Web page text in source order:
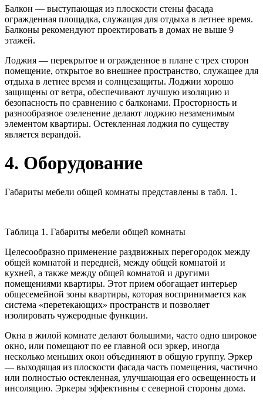
Балкон — выступающая из плоскости стены фасада
огражденная площадка, служащая для отдыха в летнее время.
Балконы рекомендуют проектировать в домах не выше 9
этажей.
Лоджия — перекрытое и огражденное в плане с трех сторон
помещение, открытое во внешнее пространство, служащее для
отдыха в летнее время и солнцезащиты. Лоджии хорошо
защищены от ветра, обеспечивают лучшую изоляцию и
безопасность по сравнению с балконами. Просторность и
разнообразное озеленение делают лоджию незаменимым
элементом квартиры. Остекленная лоджия по существу
является верандой.
4. Оборудование
Габариты мебели общей комнаты представлены в табл. 1.
Таблица 1. Габариты мебели общей комнаты
Целесообразно применение раздвижных перегородок между
общей комнатой и передней, между общей комнатой и
кухней, а также между общей комнатой и другими
помещениями квартиры. Этот прием обогащает интерьер
общесемейной зоны квартиры, которая воспринимается как
система «перетекающих» пространств и позволяет
изолировать чужеродные функции.
Окна в жилой комнате делают большими, часто одно широкое
окно, или помещают по ее главной оси эркер, иногда
несколько меньших окон объединяют в общую группу. Эркер
— выходящая из плоскости фасада часть помещения, частично
или полностью остекленная, улучшающая его освещенность и
инсоляцию. Эркеры эффективны с северной стороны дома.